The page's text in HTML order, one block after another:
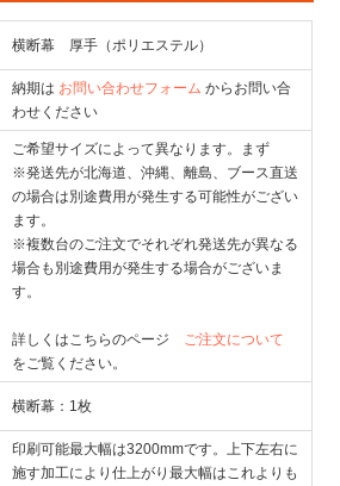
横断幕 厚手（ポリエステル）
納期は お問い合わせフォーム からお問い合
わせください
ご希望サイズによって異なります。まず
※発送先が北海道、沖縄、離島、ブース直送
の場合は別途費用が発生する可能性がござい
ます。
※複数台のご注文でそれぞれ発送先が異なる
場合も別途費用が発生する場合がございま
す。
詳しくはこちらのページ
ご注文について
をご覧ください。
横断幕：1枚
印刷可能最大幅は3200mmです。上下左右に
施す加工により仕上がり最大幅はこれよりも